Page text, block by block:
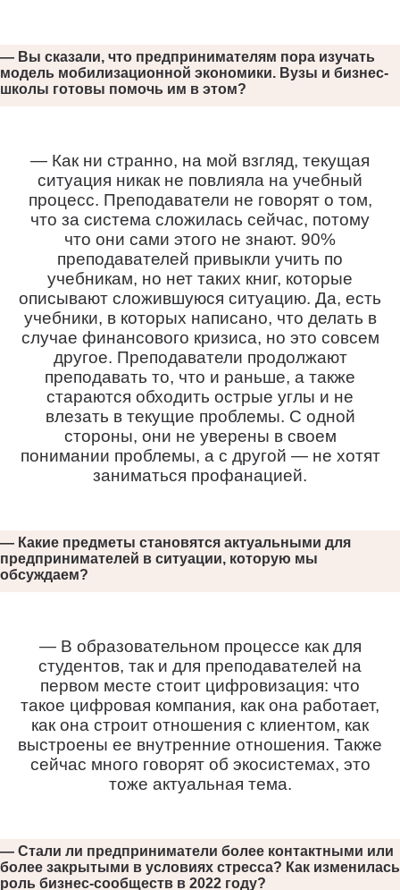
— Вы сказали, что предпринимателям пора изучать
модель мобилизационной экономики. Вузы и бизнес-
школы готовы помочь им в этом?
— Как ни странно, на мой взгляд, текущая
ситуация никак не повлияла на учебный
процесс. Преподаватели не говорят о том,
что за система сложилась сейчас, потому
что они сами этого не знают. 90%
преподавателей привыкли учить по
учебникам, но нет таких книг, которые
описывают сложившуюся ситуацию. Да, есть
учебники, в которых написано, что делать в
случае финансового кризиса, но это совсем
другое. Преподаватели продолжают
преподавать то, что и раньше, а также
стараются обходить острые углы и не
влезать в текущие проблемы. С одной
стороны, они не уверены в своем
понимании проблемы, а с другой — не хотят
заниматься профанацией.
— Какие предметы становятся актуальными для
предпринимателей в ситуации, которую мы
обсуждаем?
— В образовательном процессе как для
студентов, так и для преподавателей на
первом месте стоит цифровизация: что
такое цифровая компания, как она работает,
как она строит отношения с клиентом, как
выстроены ее внутренние отношения. Также
сейчас много говорят об экосистемах, это
тоже актуальная тема.
— Стали ли предприниматели более контактными или
более закрытыми в условиях стресса? Как изменилась
роль бизнес-сообществ в 2022 году?